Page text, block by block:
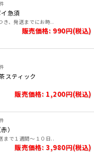
件
急須
き、発送までにお時..
販売価格: 990円(税込)
件
スティック
販売価格: 1,200円(税込)
件
）
まで１週間～１０日..
販売価格: 3,980円(税込)